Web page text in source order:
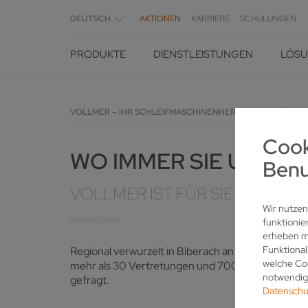
Wir
erheben
welche
DEUTSCH AKTIONEN KARRIERE SCHULUNGEN
PRODUKTE DIENSTLEISTUNGEN
VOLLMER – IHR SCHLEIFMASCHINENHERSTELLER FÜR
WO IMMER SIE UNS
VOLLMER IST FÜR SIE DA
Regional verwurzelt in Biberach an der Riß,
mehr als 30 Vertretungen und 700 Mitarbeitern
gefragt.